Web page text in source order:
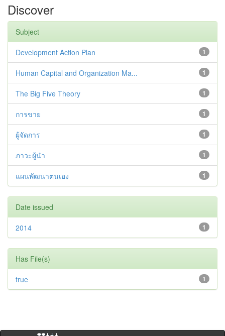
Discover
Subject
1
Development Action Plan
1
Human Capital and Organization Ma...
1
The Big Five Theory
1
การขาย
1
ผู้จัดการ
1
ภาวะผู้นำ
1
แผนพัฒนาตนเอง
Date issued
1
2014
Has File(s)
1
true